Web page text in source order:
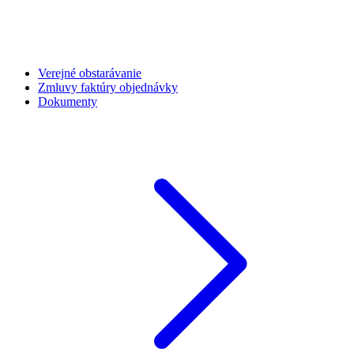
Verejné obstarávanie
Zmluvy faktúry objednávky
Dokumenty